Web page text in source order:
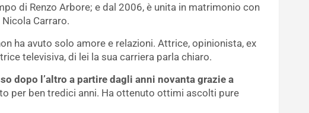
di Renzo Arbore; e dal 2006, è unita in matrimonio con
Carraro.
ha avuto solo amore e relazioni. Attrice, opinionista, ex
televisiva, di lei la sua carriera parla chiaro.
dopo l’altro a partire dagli anni novanta grazie a
per ben tredici anni. Ha ottenuto ottimi ascolti pure